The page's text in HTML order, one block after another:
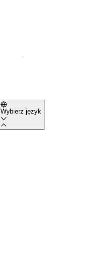
Wybierz język